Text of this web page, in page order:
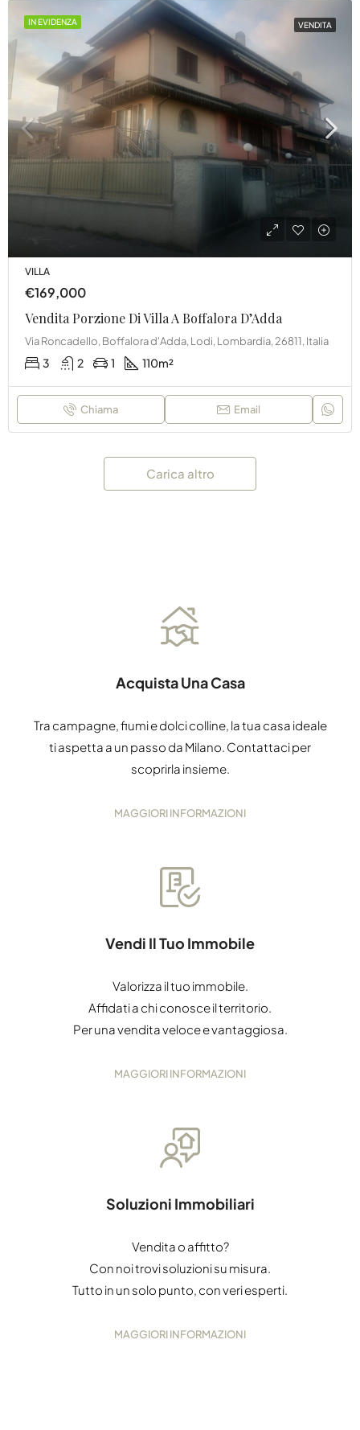
IN EVIDENZA VENDITA
VILLA
€169,000
Vendita Porzione Di Villa A Boffalora D’Adda
Via Roncadello, Boffalora d'Adda, Lodi, Lombardia, 26811, Italia
3 2 1 110m²
Chiama Email
Carica altro
Acquista Una Casa
Tra campagne, fiumi e dolci colline, la tua casa ideale
ti aspetta a un passo da Milano. Contattaci per
scoprirla insieme.
MAGGIORI INFORMAZIONI
Vendi Il Tuo Immobile
Valorizza il tuo immobile.
Affidati a chi conosce il territorio.
Per una vendita veloce e vantaggiosa.
MAGGIORI INFORMAZIONI
Soluzioni Immobiliari
Vendita o affitto?
Con noi trovi soluzioni su misura.
Tutto in un solo punto, con veri esperti.
MAGGIORI INFORMAZIONI